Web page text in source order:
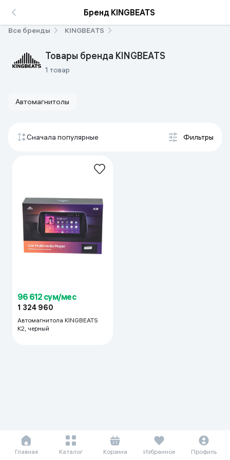
Бренд KINGBEATS
Все бренды KINGBEATS
Товары бренда KINGBEATS
1 товар
Автомагнитолы
Сначала популярные Фильтры
96 612 сум/мес
1 324 960
Автомагнитола KINGBEATS
K2, черный
Главная Каталог Корзина Избранное Профиль